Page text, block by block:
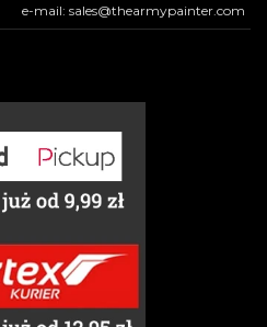
e-mail: sales@thearmypainter.com